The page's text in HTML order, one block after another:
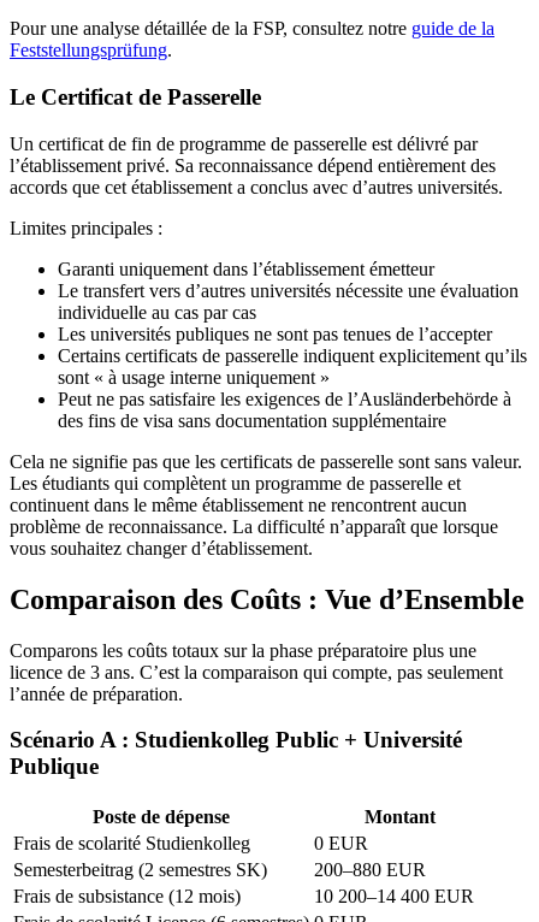
Pour une analyse détaillée de la FSP, consultez notre guide de la
Feststellungsprüfung.
Le Certificat de Passerelle
Un certificat de fin de programme de passerelle est délivré par
l’établissement privé. Sa reconnaissance dépend entièrement des
accords que cet établissement a conclus avec d’autres universités.
Limites principales :
Garanti uniquement dans l’établissement émetteur
Le transfert vers d’autres universités nécessite une évaluation
individuelle au cas par cas
Les universités publiques ne sont pas tenues de l’accepter
Certains certificats de passerelle indiquent explicitement qu’ils
sont « à usage interne uniquement »
Peut ne pas satisfaire les exigences de l’Ausländerbehörde à
des fins de visa sans documentation supplémentaire
Cela ne signifie pas que les certificats de passerelle sont sans valeur.
Les étudiants qui complètent un programme de passerelle et
continuent dans le même établissement ne rencontrent aucun
problème de reconnaissance. La difficulté n’apparaît que lorsque
vous souhaitez changer d’établissement.
Comparaison des Coûts : Vue d’Ensemble
Comparons les coûts totaux sur la phase préparatoire plus une
licence de 3 ans. C’est la comparaison qui compte, pas seulement
l’année de préparation.
Scénario A : Studienkolleg Public + Université
Publique
Poste de dépense
Montant
Frais de scolarité Studienkolleg
0 EUR
Semesterbeitrag (2 semestres SK)
200–880 EUR
Frais de subsistance (12 mois)
10 200–14 400 EUR